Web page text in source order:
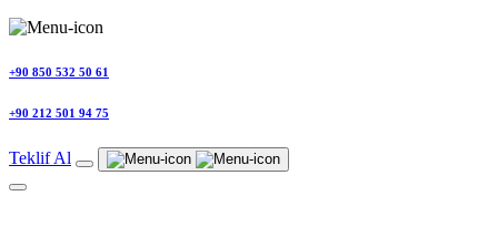
+90 850 532 50 61
+90 212 501 94 75
Teklif Al